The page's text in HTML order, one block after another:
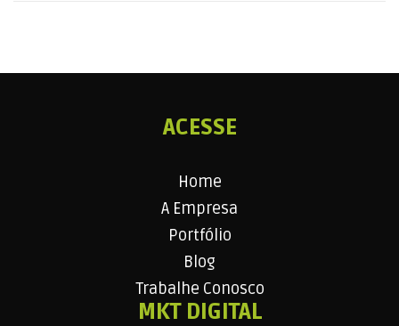
ACESSE
Home
A Empresa
Portfólio
Blog
Trabalhe Conosco
MKT DIGITAL